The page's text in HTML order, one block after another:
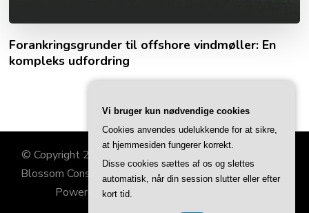
Forankringsgrunder til offshore vindmøller: En
kompleks udfordring
© Copyright 2026 Familiehjørnet . All Rights Reserved.
Blossom Consulting | Developed ByBlossom Themes
Powered byWordPress
Vi bruger kun nødvendige cookies
Cookies anvendes udelukkende for at sikre,
at hjemmesiden fungerer korrekt.
Disse cookies sættes af os og slettes
automatisk, når din session slutter eller efter
kort tid.